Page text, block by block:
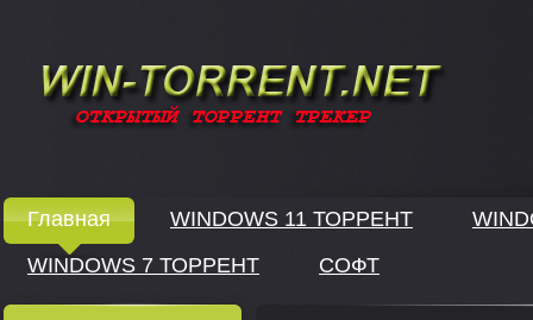
Главная WINDOWS 11 ТОРРЕНТ
WINDOWS 7 ТОРРЕНТ
СОФТ